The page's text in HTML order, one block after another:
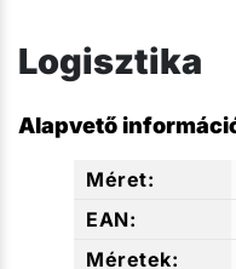
Logisztika
Alapvető